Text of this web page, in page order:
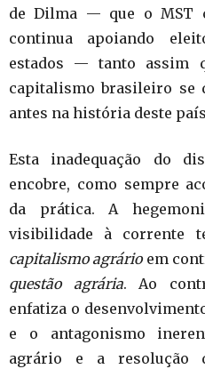
de Dilma — que o MST
continua apoiando
estados — tanto assim
capitalismo brasileiro se
antes na história deste país
Esta inadequação do
encobre, como sempre
da prática. A
visibilidade à corrente
capitalismo agrárioem
questão agrária. Ao
enfatiza o
e o antagonismo
agrário e a resolução